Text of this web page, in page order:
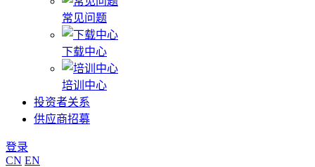
常见问题
下载中心
培训中心
投资者关系
供应商招募
登录
CN EN